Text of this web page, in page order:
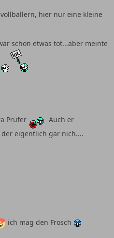
hier nur eine kleine
schon etwas tot...aber meinte
Prüfer
Auch er
eigentlich gar nich....
ich mag den Frosch